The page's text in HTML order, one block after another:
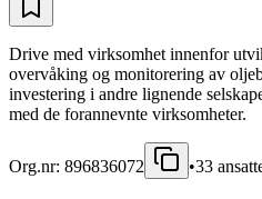
Drive med virksomhet innenfor
overvåking og monitorering av
investering i andre lignende
med de forannevnte virksomheter.
Org.nr: 896836072 •33